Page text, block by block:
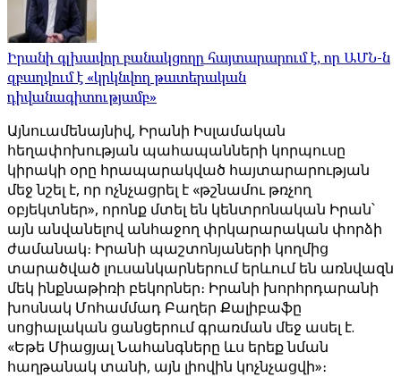
Իրանի գլխավոր բանակցողը հայտարարում է, որ ԱՄՆ-ն
զբաղվում է «կրկնվող թատերական
դիվանագիտությամբ»
Այնուամենայնիվ, Իրանի Իսլամական
հեղափոխության պահապանների կորպուսը
կիրակի օրը հրապարակված հայտարարության
մեջ նշել է, որ ոչնչացրել է «թշնամու թռչող
օբյեկտներ», որոնք մտել են կենտրոնական Իրան՝
այն անվանելով անհաջող փրկարարական փորձի
ժամանակ։ Իրանի պաշտոնյաների կողմից
տարածված լուսանկարներում երևում են առնվազն
մեկ ինքնաթիռի բեկորներ։ Իրանի խորհրդարանի
խոսնակ Մոհամմադ Բաղեր Քալիբաֆը
սոցիալական ցանցերում գրառման մեջ ասել է.
«Եթե Միացյալ Նահանգները ևս երեք նման
հաղթանակ տանի, այն լիովին կոչնչացվի»։